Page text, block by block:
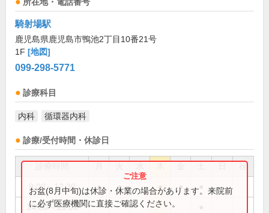
所在地・電話番号
騎射場駅
鹿児島県鹿児島市鴨池2丁目10番21号
1F [地図]
099-298-5771
診療科目
内科 循環器内科
診療/受付時間・休診日
祝
9:00～12:30 ● ● ● ●
14:00～16:00
お盆(8月中旬)は休診・休業の場合があります。来院前
に必ず医療機関に直接ご確認ください。